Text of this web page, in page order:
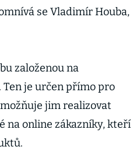
se Vladimír Houba,
založenou na
je určen přímo pro
jim realizovat
na online zákazníky, kteří